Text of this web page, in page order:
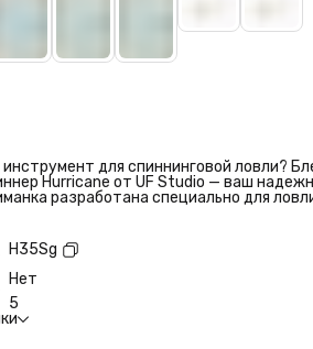
для спиннинговой ловли?
Hurricane от UF Studio — ваш
разработана специально для
а также в условиях стоячей воды.
размерам и тяжелому весу, она
забросов, позволяя вам достичь
участков.Блесна Hurricane отлично
условиями — от умеренного
проводок, включая проводки
течения, сделает вашу ловлю
приманки с формой Colorado blade
H35Sg
Нет
5